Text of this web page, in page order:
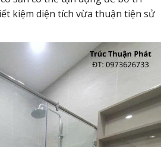
kiệm diện tích vừa thuận tiện sử